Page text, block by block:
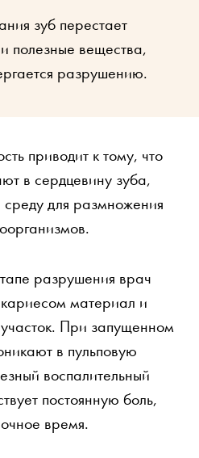
зуб перестает
полезные вещества,
разрушению.
приводит к тому, что
в сердцевину зуба,
для размножения
разрушения врач
материал и
При запущенном
в пульповую
воспалительный
постоянную боль,
время.